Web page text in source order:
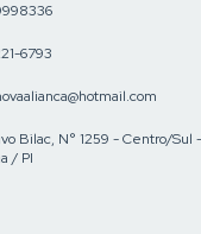
6793
Bilac, N° 1259 - Centro/Sul -
/ PI